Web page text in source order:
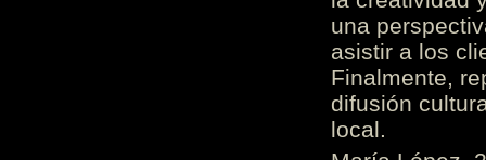
una
asistir a los
Finalmente,
difusión
local.